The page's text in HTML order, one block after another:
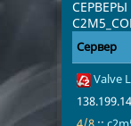
СЕРВЕРЫ
Сервер
Valve